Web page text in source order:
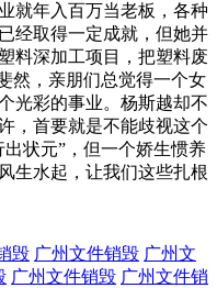
就年入百万当老板，各种
经取得一定成就，但她并
料深加工项目，把塑料废
然，亲朋们总觉得一个女
光彩的事业。杨斯越却不
，首要就是不能歧视这个
状元”，但一个娇生惯养
生水起，让我们这些扎根
毁 广州文件销毁 广州文
广州文件销毁 广州文件销